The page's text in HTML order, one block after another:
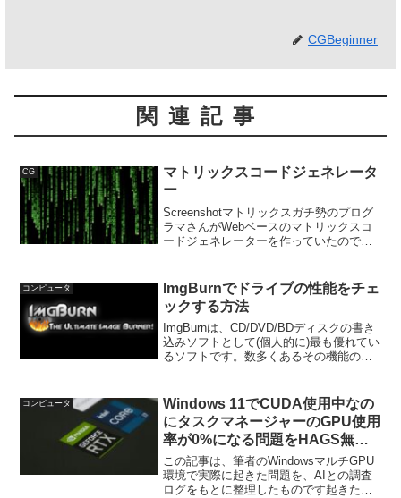
CGBeginner
関連記事
CG
マトリックスコードジェネレータ
ー
Screenshotマトリックスガチ勢のプログ
ラマさんがWebベースのマトリックスコ
ードジェネレーターを作っていたので、
てます。お好みで設定を変更して、生成
ボタンをクリ...
コンピュータ
ImgBurnでドライブの性能をチェ
ックする方法
ImgBurnは、CD/DVD/BDディスクの書き
込みソフトとして(個人的に)最も優れてい
るソフトです。数多くあるその機能のう
されているドライブが、どの種類のメデ
ィアが...
コンピュータ
Windows 11でCUDA使用中なの
にタスクマネージャーのGPU使用
率が0%になる問題をHAGS無効
化で直した
この記事は、筆者のWindowsマルチGPU
環境で実際に起きた問題を、AIとの調査
ログをもとに整理したものです起きたこ